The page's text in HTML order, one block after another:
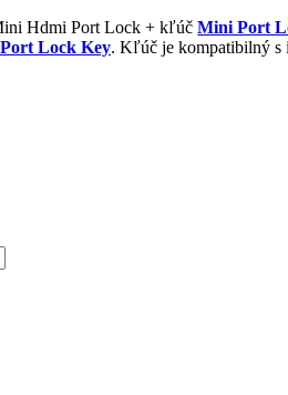
Hdmi Port Lock + kľúčMini Port
Lock Key. Kľúč je kompatibilný s